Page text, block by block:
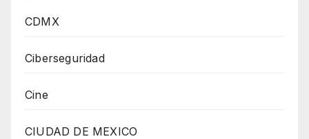
CDMX
Ciberseguridad
Cine
CIUDAD DE MEXICO